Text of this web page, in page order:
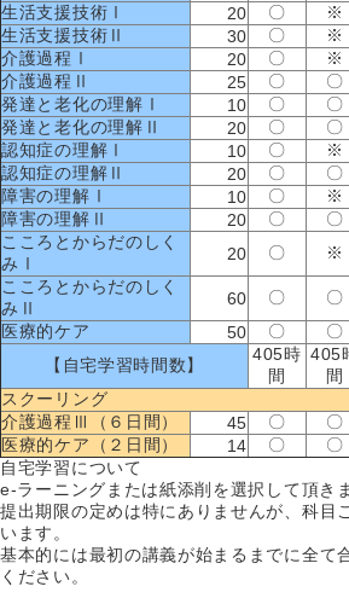
生活支援技術Ⅰ
20 〇 ※
生活支援技術Ⅱ
30 〇 ※
介護過程Ⅰ
20 〇 ※
介護過程Ⅱ
25 〇 〇
発達と老化の理解Ⅰ
10 〇 〇
発達と老化の理解Ⅱ
20 〇 〇
認知症の理解Ⅰ
10 〇 ※
認知症の理解Ⅱ
20 〇 〇
障害の理解Ⅰ
10 〇 ※
障害の理解Ⅱ
20 〇 〇
こころとからだのしく
みⅠ
20 〇 ※
こころとからだのしく
みⅡ
60 〇 〇
医療的ケア
50 〇 〇
【自宅学習時間数】
405時
間
405
間
スクーリング
介護過程Ⅲ（６日間）
45 〇 〇
医療的ケア（２日間）
14 〇 〇
自宅学習について
e-ラーニングまたは紙添削を選択して頂き
提出期限の定めは特にありませんが、科目
います。
基本的には最初の講義が始まるまでに全て
ください。